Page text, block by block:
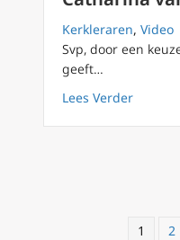
Kerkleraren, Video
Svp, door een
geeft…
Lees Verderabout
1 2